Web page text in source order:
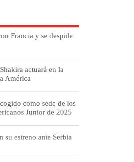
Francia y se despide
actuará en la
América
como sede de los
Junior de 2025
su estreno ante Serbia